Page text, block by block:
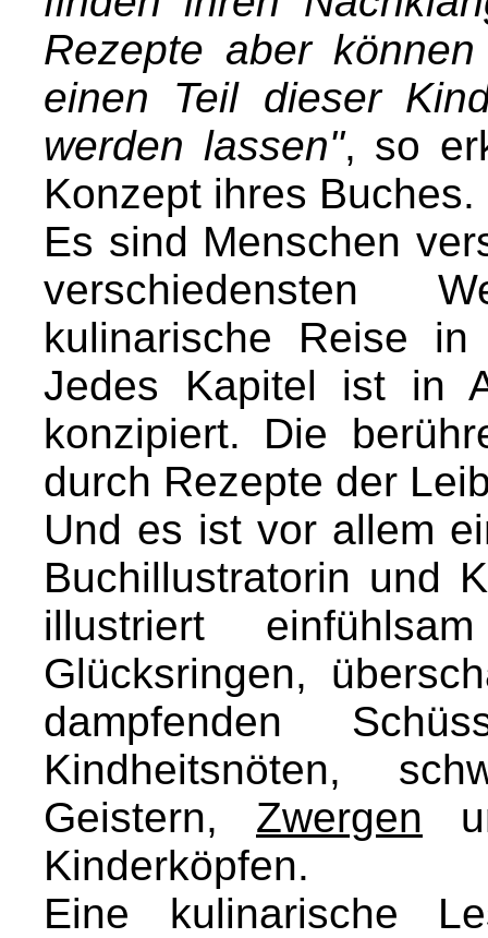
Rezepte aber
einen Teil dieser
werden lassen", so
Konzept ihres Buches.
Es sind Menschen
verschiedensten
kulinarische Reise
Jedes Kapitel ist in
konzipiert. Die
durch Rezepte der
Und es ist vor allem
Buchillustratorin und
illustriert
Glücksringen,
dampfenden
Kindheitsnöten,
Geistern, Zwergen
Kinderköpfen.
Eine kulinarische